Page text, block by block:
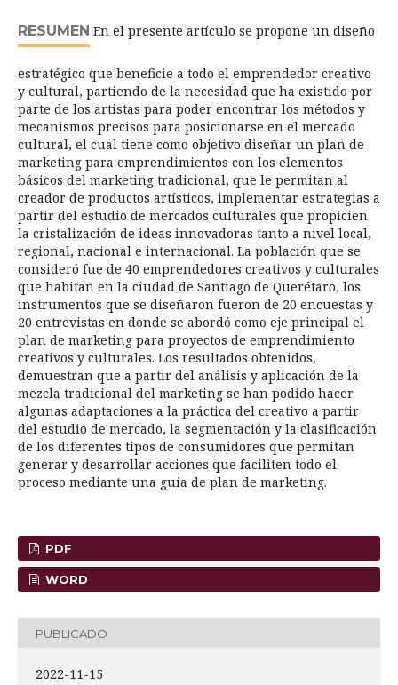
RESUMEN En el presente artículo se propone un diseño
estratégico que beneficie a todo el emprendedor creativo
y cultural, partiendo de la necesidad que ha existido por
parte de los artistas para poder encontrar los métodos y
mecanismos precisos para posicionarse en el mercado
cultural, el cual tiene como objetivo diseñar un plan de
marketing para emprendimientos con los elementos
básicos del marketing tradicional, que le permitan al
creador de productos artísticos, implementar estrategias a
partir del estudio de mercados culturales que propicien
la cristalización de ideas innovadoras tanto a nivel local,
regional, nacional e internacional. La población que se
consideró fue de 40 emprendedores creativos y culturales
que habitan en la ciudad de Santiago de Querétaro, los
instrumentos que se diseñaron fueron de 20 encuestas y
20 entrevistas en donde se abordó como eje principal el
plan de marketing para proyectos de emprendimiento
creativos y culturales. Los resultados obtenidos,
demuestran que a partir del análisis y aplicación de la
mezcla tradicional del marketing se han podido hacer
algunas adaptaciones a la práctica del creativo a partir
del estudio de mercado, la segmentación y la clasificación
de los diferentes tipos de consumidores que permitan
generar y desarrollar acciones que faciliten todo el
proceso mediante una guía de plan de marketing.
PDF
WORD
PUBLICADO
2022-11-15